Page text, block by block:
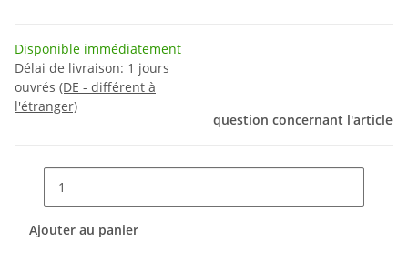
Disponible immédiatement
Délai de livraison: 1 jours
ouvrés (DE - différent à
l'étranger)
question concernant l'article
Ajouter au panier